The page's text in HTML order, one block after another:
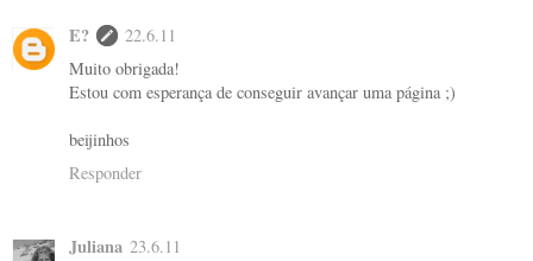
E?
22.6.11
Muito obrigada!
Estou com esperança de conseguir avançar uma página ;)
beijinhos
Responder
Juliana 23.6.11